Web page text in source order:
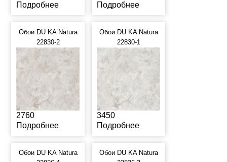
Подробнее
Подробнее
Обои DU KA Natura
22830-2
2760
Подробнее
Обои DU KA Natura
22830-1
3450
Подробнее
Обои DU KA Natura
Обои DU KA Natura